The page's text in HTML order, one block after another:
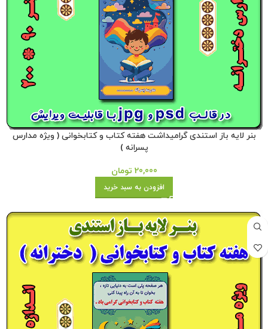
بنر لایه باز استندی گرامیداشت هفته کتاب و کتابخوانی ( ویژه مدارس
پسرانه )
20,000 تومان
افزودن به سبد خرید